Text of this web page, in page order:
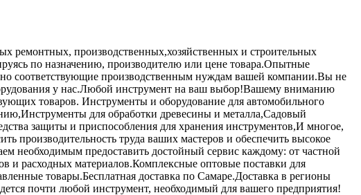
ремонтных, производственных,хозяйственных и строительных
по назначению, производителю или цене товара.Опытные
соответствующие производственным нуждам вашей компании.Вы не
у нас.Любой инструмент на ваш выбор!Вашему вниманию
товаров. Инструменты и оборудование для автомобильного
для обработки древесины и металла,Садовый
защиты и приспособления для хранения инструментов,И многое,
производительность труда ваших мастеров и обеспечить высокое
необходимым предоставить достойный сервис каждому: от частной
и расходных материалов.Комплексные оптовые поставки для
товары.Бесплатная доставка по Самаре.Доставка в регионы
почти любой инструмент, необходимый для вашего предприятия!